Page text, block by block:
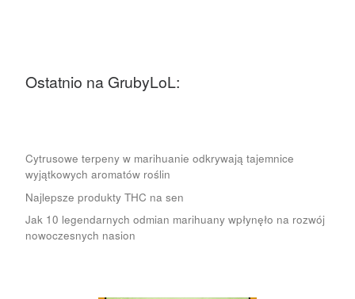
Ostatnio na GrubyLoL:
Cytrusowe terpeny w marihuanie odkrywają tajemnice
wyjątkowych aromatów roślin
Najlepsze produkty THC na sen
Jak 10 legendarnych odmian marihuany wpłynęło na rozwój
nowoczesnych nasion